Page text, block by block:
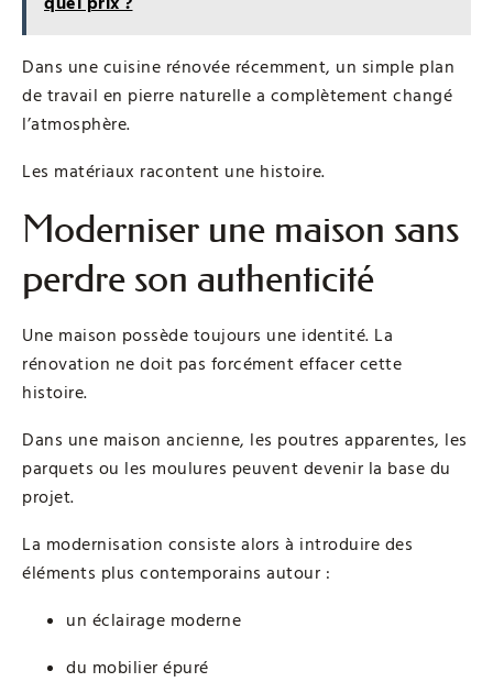
Dans une cuisine rénovée récemment, un simple plan
de travail en pierre naturelle a complètement changé
l’atmosphère.
Les matériaux racontent une histoire.
Moderniser une maison sans
perdre son authenticité
Une maison possède toujours une identité. La
rénovation ne doit pas forcément effacer cette
histoire.
Dans une maison ancienne, les poutres apparentes, les
parquets ou les moulures peuvent devenir la base du
projet.
La modernisation consiste alors à introduire des
éléments plus contemporains autour :
un éclairage moderne
du mobilier épuré